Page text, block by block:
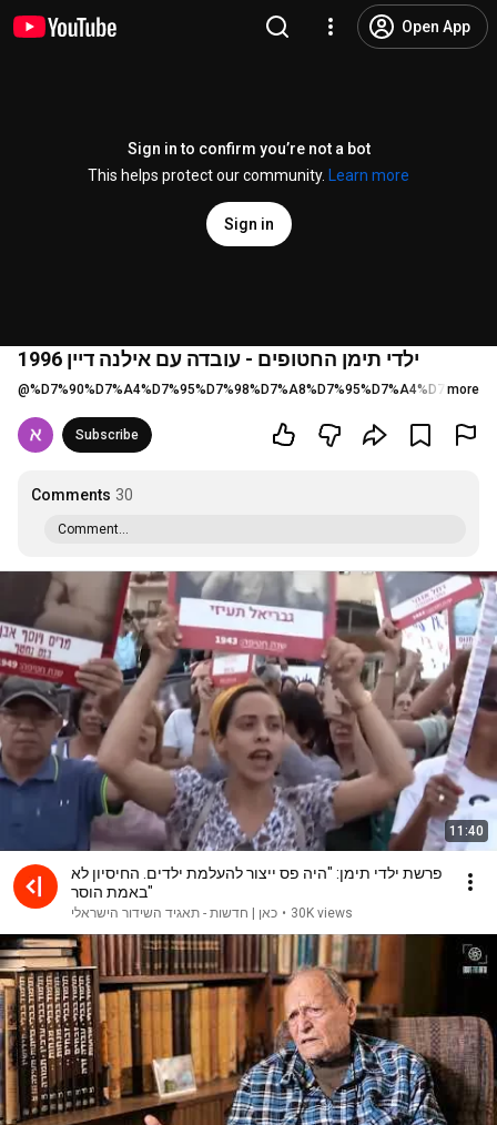
Open App
Sign in to confirm you’re not a bot
This helps protect our community.
Learn more
Sign in
ילדי תימן החטופים - עובדה עם אילנה דיין 1996
@ more
Subscribe
Comments 30
Comment...
11:40
פרשת ילדי תימן: "היה פס ייצור להעלמת ילדים. החיסיון לא
באמת הוסר"
כאן | חדשות - תאגיד השידור הישראלי • 30K views